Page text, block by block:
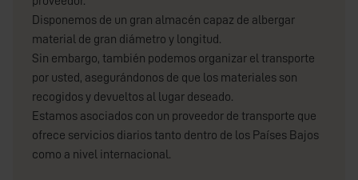
Disponemos de un gran almacén capaz de albergar
material de gran diámetro y longitud.
Sin embargo, también podemos organizar el transporte
por usted, asegurándonos de que los materiales son
recogidos y devueltos al lugar deseado.
Estamos asociados con un proveedor de transporte que
ofrece servicios diarios tanto dentro de los Países Bajos
como a nivel internacional.